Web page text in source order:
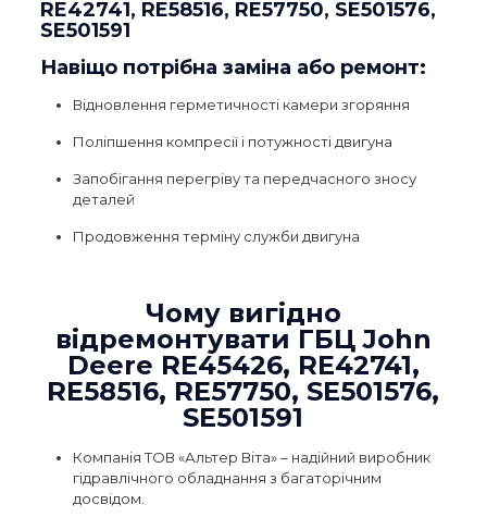
RE42741, RE58516, RE57750, SE501576,
SE501591
Навіщо потрібна заміна або ремонт:
Відновлення герметичності камери згоряння
Поліпшення компресії і потужності двигуна
Запобігання перегріву та передчасного зносу
деталей
Продовження терміну служби двигуна
Чому вигідно
відремонтувати ГБЦ John
Deere RE45426, RE42741,
RE58516, RE57750, SE501576,
SE501591
Компанія ТОВ «Альтер Віта» – надійний виробник
гідравлічного обладнання з багаторічним
досвідом.